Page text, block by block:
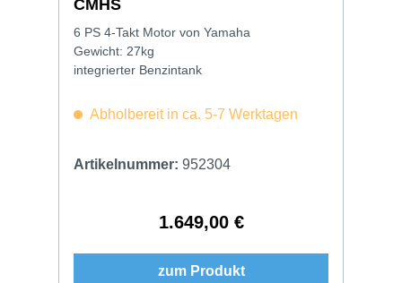
CMHS
6 PS 4-Takt Motor von Yamaha
Gewicht: 27kg
integrierter Benzintank
Abholbereit in ca. 5-7 Werktagen
Artikelnummer: 952304
Regulärer Preis:
1.649,00 €
zum Produkt